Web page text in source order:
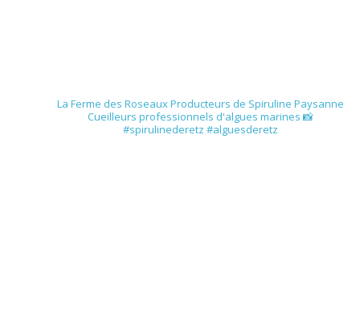
La Ferme des RoseauxProducteurs de Spiruline Paysanne
Cueilleurs professionnels d'algues marines 📸
#spirulinederetz #alguesderetz